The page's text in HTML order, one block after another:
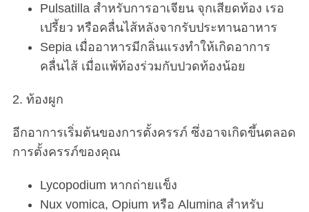
Pulsatilla สำหรับการอาเจียน จุกเสียดท้อง เรอ
เปรี้ยว หรือคลื่นไส้หลังจากรับประทานอาหาร
Sepia เมื่ออาหารมีกลิ่นแรงทำให้เกิดอาการ
คลื่นไส้ เมื่อแพ้ท้องร่วมกับปวดท้องน้อย
2. ท้องผูก
อีกอาการเริ่มต้นของการตั้งครรภ์ ซึ่งอาจเกิดขึ้นตลอด
การตั้งครรภ์ของคุณ
Lycopodium หากถ่ายแข็ง
Nux vomica, Opium หรือ Alumina สำหรับ